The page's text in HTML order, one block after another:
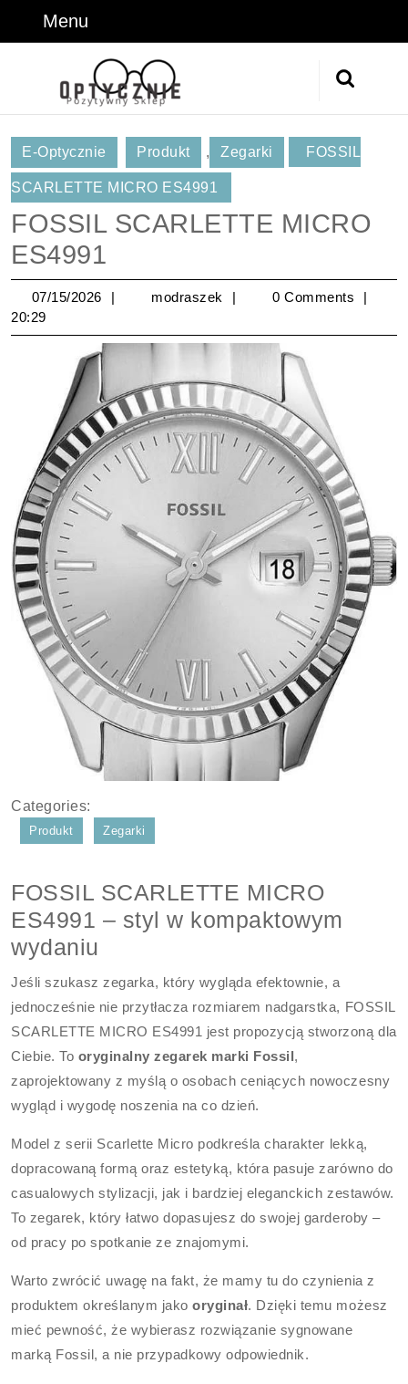
Menu
E-Optycznie Produkt , Zegarki FOSSIL
SCARLETTE MICRO ES4991
FOSSIL SCARLETTE MICRO
ES4991
07/15/2026 07/15/2026
modraszek modraszek
0 Comments
20:29
Categories:
Produkt Zegarki
FOSSIL SCARLETTE MICRO
ES4991 – styl w kompaktowym
wydaniu
Jeśli szukasz zegarka, który wygląda efektownie, a
jednocześnie nie przytłacza rozmiarem nadgarstka, FOSSIL
SCARLETTE MICRO ES4991 jest propozycją stworzoną dla
Ciebie. To oryginalny zegarek marki Fossil,
zaprojektowany z myślą o osobach ceniących nowoczesny
wygląd i wygodę noszenia na co dzień.
Model z serii Scarlette Micro podkreśla charakter lekką,
dopracowaną formą oraz estetyką, która pasuje zarówno do
casualowych stylizacji, jak i bardziej eleganckich zestawów.
To zegarek, który łatwo dopasujesz do swojej garderoby –
od pracy po spotkanie ze znajomymi.
Warto zwrócić uwagę na fakt, że mamy tu do czynienia z
produktem określanym jakooryginał. Dzięki temu możesz
mieć pewność, że wybierasz rozwiązanie sygnowane
marką Fossil, a nie przypadkowy odpowiednik.